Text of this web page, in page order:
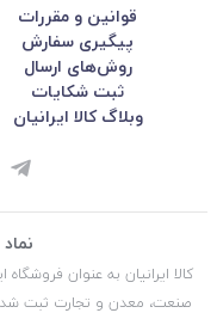
قوانین و مقررات
پیگیری سفارش
روش‌های ارسال
ثبت شکایات
وبلاگ کالا ایرانیان
کالا ایرانیان به عنوان
صنعت، معدن و تجارت ثبت شده